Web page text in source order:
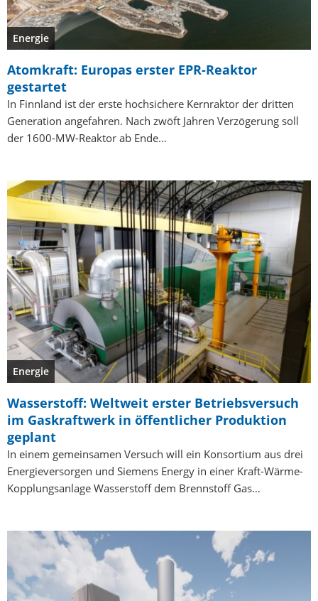
Energie
Atomkraft: Europas erster EPR-Reaktor
gestartet
In Finnland ist der erste hochsichere Kernraktor der dritten
Generation angefahren. Nach zwöft Jahren Verzögerung soll
der 1600-MW-Reaktor ab Ende…
Energie
Wasserstoff: Weltweit erster Betriebsversuch
im Gaskraftwerk in öffentlicher Produktion
geplant
In einem gemeinsamen Versuch will ein Konsortium aus drei
Energieversorgen und Siemens Energy in einer Kraft-Wärme-
Kopplungsanlage Wasserstoff dem Brennstoff Gas…